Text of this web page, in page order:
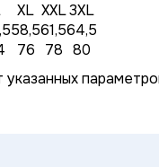
XL XXL3XL
58,561,564,5
76 78 80